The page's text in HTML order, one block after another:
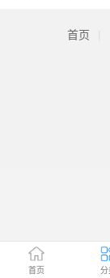
首页 分
首页